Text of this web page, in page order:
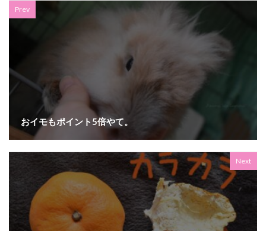
Prev
おイモもポイント5倍やて。
Next